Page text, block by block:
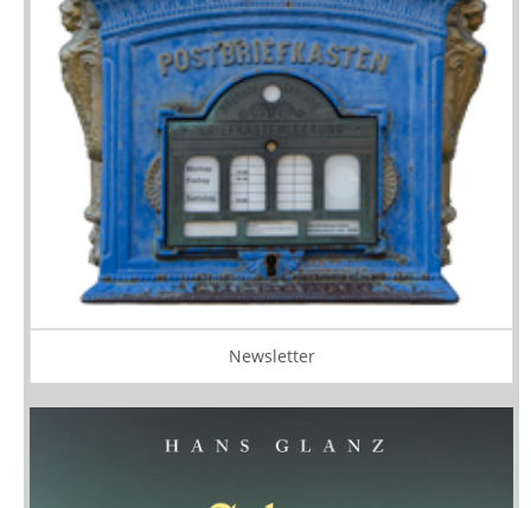
Newsletter